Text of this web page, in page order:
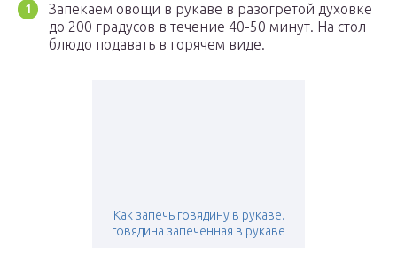
Запекаем овощи в рукаве в разогретой духовке
до 200 градусов в течение 40-50 минут. На стол
блюдо подавать в горячем виде.
Как запечь говядину в рукаве.
говядина запеченная в рукаве